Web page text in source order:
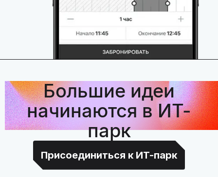
Большие идеи
начинаются в ИТ-
парк
Присоединиться к ИТ-парк